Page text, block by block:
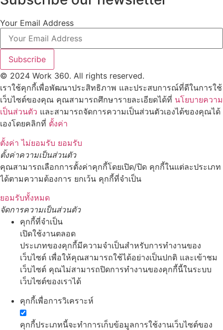
Your Email Address
Subscribe
© 2024 Work 360. All rights reserved.
เราใช้คุกกี้เพื่อพัฒนาประสิทธิภาพ และประสบการณ์ที่ดีในการใช้
เว็บไซต์ของคุณ คุณสามารถศึกษารายละเอียดได้ที่ นโยบายความ
เป็นส่วนตัว และสามารถจัดการความเป็นส่วนตัวเองได้ของคุณได้
เองโดยคลิกที่ ตั้งค่า
ตั้งค่า ไม่ยอมรับ ยอมรับ
ตั้งค่าความเป็นส่วนตัว
คุณสามารถเลือกการตั้งค่าคุกกี้โดยเปิด/ปิด คุกกี้ในแต่ละประเภท
ได้ตามความต้องการ ยกเว้น คุกกี้ที่จำเป็น
ยอมรับทั้งหมด
จัดการความเป็นส่วนตัว
คุกกี้ที่จำเป็น
เปิดใช้งานตลอด
ประเภทของคุกกี้มีความจำเป็นสำหรับการทำงานของ
เว็บไซต์ เพื่อให้คุณสามารถใช้ได้อย่างเป็นปกติ และเข้าชม
เว็บไซต์ คุณไม่สามารถปิดการทำงานของคุกกี้นี้ในระบบ
เว็บไซต์ของเราได้
คุกกี้เพื่อการวิเคราะห์
คุกกี้ประเภทนี้จะทำการเก็บข้อมูลการใช้งานเว็บไซต์ของ